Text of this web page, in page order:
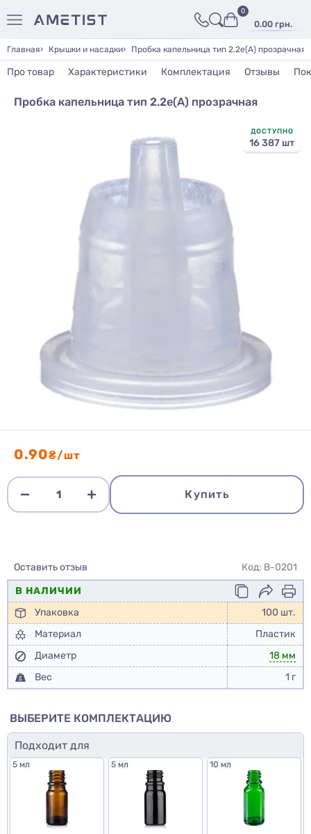
0.00 грн.
0
Главная Крышки и насадки Пробка капельница тип 2.2е(А) прозрачная
Про товар Характеристики Комплектация Отзывы
Пробка капельница тип 2.2е(А) прозрачная
ДОСТУПНО
16 387 шт
0.90₴/шт
Купить
Оставить отзыв
Код: B-0201
В НАЛИЧИИ
Упаковка
100 шт.
Материал
Пластик
Диаметр
18 мм
Вес
1 г
ВЫБЕРИТЕ КОМПЛЕКТАЦИЮ
Подходит для
5 мл 5 мл 10 мл